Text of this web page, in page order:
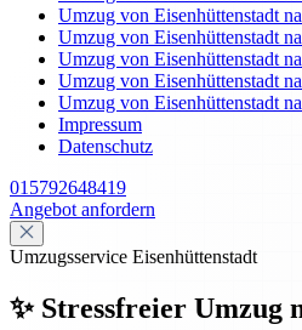
Umzug von Eisenhüttenstadt
Umzug von Eisenhüttenstadt
Umzug von Eisenhüttenstadt
Umzug von Eisenhüttenstadt
Umzug von Eisenhüttenstadt
Impressum
Datenschutz
015792648419
Angebot anfordern
Umzugsservice Eisenhüttenstadt
✨ Stressfreier Umzug